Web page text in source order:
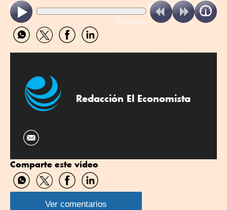
ReadSpeaker
Compartir
por
Compartir
por
Compartir
por
Compartir
por
Redacción El Economista
Comparte este vídeo
Compartir
por
WhatsApp
Compartir
por
Twitter
Compartir
por
Facebook
Compartir
por
Linkedin
Ver comentarios